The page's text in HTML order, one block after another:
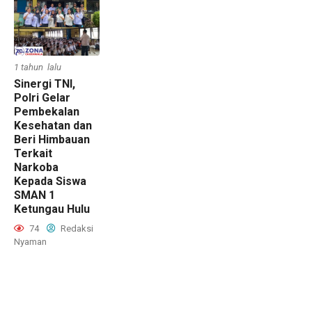
1 tahun lalu
Sinergi TNI,
Polri Gelar
Pembekalan
Kesehatan dan
Beri Himbauan
Terkait
Narkoba
Kepada Siswa
SMAN 1
Ketungau Hulu
74
Redaksi
Nyaman